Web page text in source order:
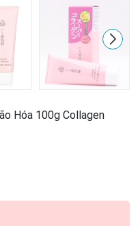
Hóa 100g Collagen